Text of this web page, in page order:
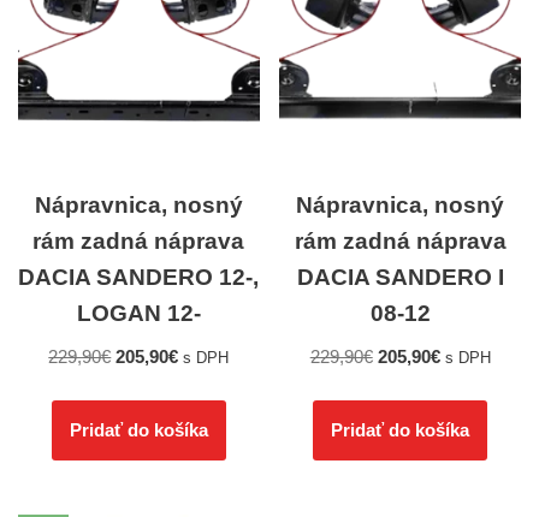
Nápravnica, nosný
rám zadná náprava
DACIA SANDERO 12-,
LOGAN 12-
229,90€ 205,90€ s DPH
Pridať do košíka
Nápravnica, nosný
rám zadná náprava
DACIA SANDERO I
08-12
229,90€ 205,90€ s DPH
Pridať do košíka